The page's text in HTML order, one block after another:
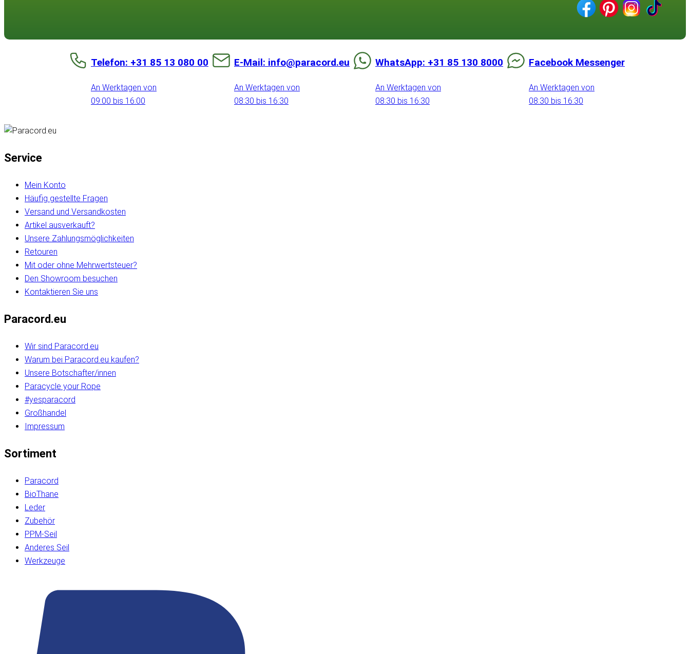
Telefon: +31 85 13 080 00
An Werktagen von
09:00 bis 16:00
E-Mail: info@paracord.eu
An Werktagen von
08:30 bis 16:30
WhatsApp: +31 85 130 8000
An Werktagen von
08:30 bis 16:30
Facebook Messenger
An Werktagen von
08:30 bis 16:30
Service
Mein Konto
Häufig gestellte Fragen
Versand und Versandkosten
Artikel ausverkauft?
Unsere Zahlungsmöglichkeiten
Retouren
Mit oder ohne Mehrwertsteuer?
Den Showroom besuchen
Kontaktieren Sie uns
Paracord.eu
Wir sind Paracord.eu
Warum bei Paracord.eu kaufen?
Unsere Botschafter/innen
Paracycle your Rope
#yesparacord
Großhandel
Impressum
Sortiment
Paracord
BioThane
Leder
Zubehör
PPM-Seil
Anderes Seil
Werkzeuge